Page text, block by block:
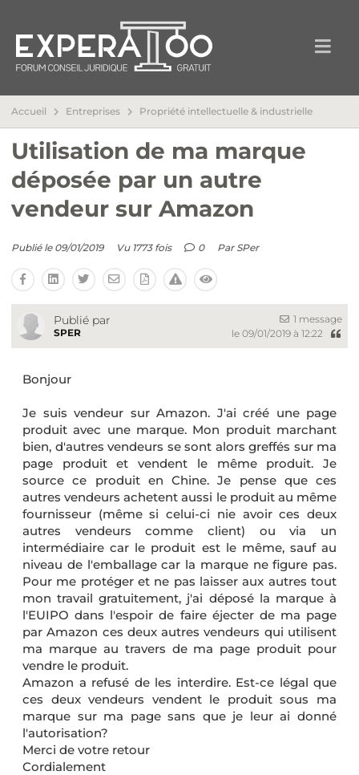
Accueil Entreprises Propriété intellectuelle & industrielle
Utilisation de ma marque
déposée par un autre
vendeur sur Amazon
Publié le 09/01/2019 Vu 1773 fois 0 Par SPer
Publié par
SPER
1 message
le 09/01/2019 à 12:22
Bonjour
Je suis vendeur sur Amazon. J'ai créé une page
produit avec une marque. Mon produit marchant
bien, d'autres vendeurs se sont alors greffés sur ma
page produit et vendent le même produit. Je
source ce produit en Chine. Je pense que ces
autres vendeurs achetent aussi le produit au même
fournisseur (même si celui-ci nie avoir ces deux
autres vendeurs comme client) ou via un
intermédiaire car le produit est le même, sauf au
niveau de l'emballage car la marque ne figure pas.
Pour me protéger et ne pas laisser aux autres tout
mon travail gratuitement, j'ai déposé la marque à
l'EUIPO dans l'espoir de faire éjecter de ma page
par Amazon ces deux autres vendeurs qui utilisent
ma marque au travers de ma page produit pour
vendre le produit.
Amazon a refusé de les interdire. Est-ce légal que
ces deux vendeurs vendent le produit sous ma
marque sur ma page sans que je leur ai donné
l'autorisation?
Merci de votre retour
Cordialement